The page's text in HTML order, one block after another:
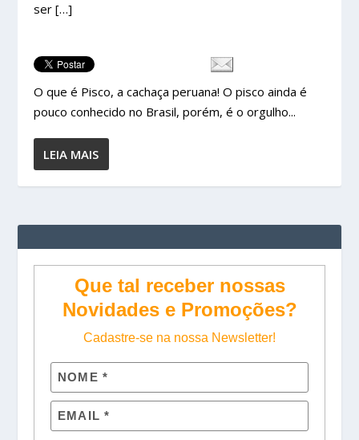
ser […]
O que é Pisco, a cachaça peruana! O pisco ainda é
pouco conhecido no Brasil, porém, é o orgulho...
LEIA MAIS
Que tal receber nossas
Novidades e Promoções?
Cadastre-se na nossa Newsletter!